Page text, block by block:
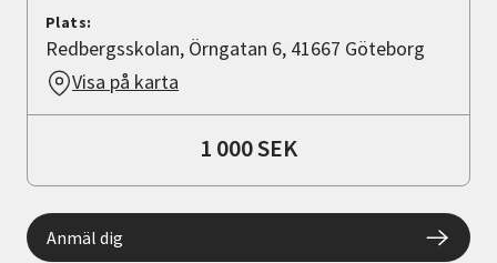
Plats:
Redbergsskolan, Örngatan 6, 41667 Göteborg
Visa på karta
1 000 SEK
Anmäl dig